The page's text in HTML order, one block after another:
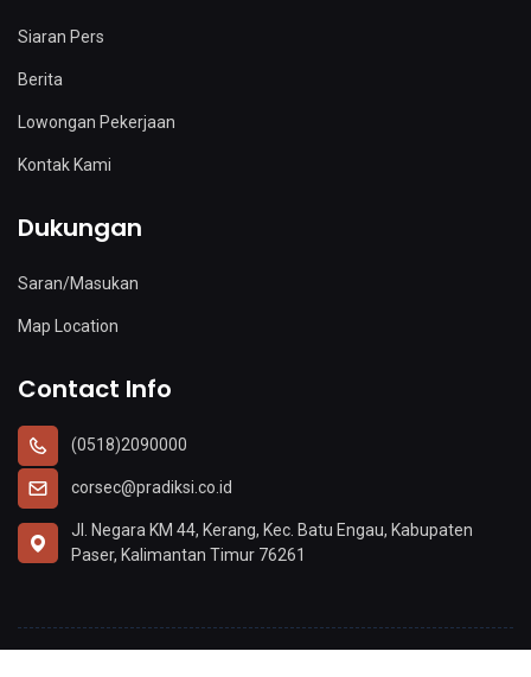
Siaran Pers
Berita
Lowongan Pekerjaan
Kontak Kami
Dukungan
Saran/Masukan
Map Location
Contact Info
(0518)2090000
corsec@pradiksi.co.id
Jl. Negara KM 44, Kerang, Kec. Batu Engau, Kabupaten
Paser, Kalimantan Timur 76261